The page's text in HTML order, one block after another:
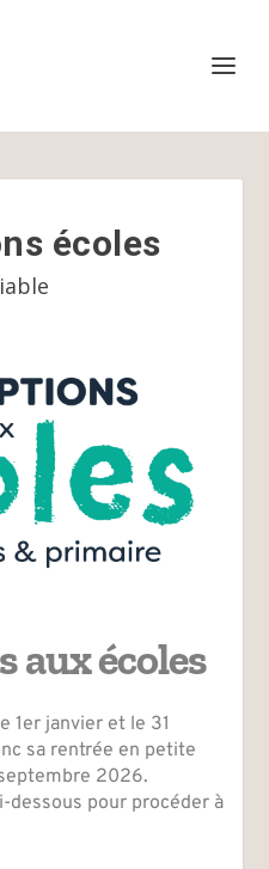
écoles
écoles
1er janvier et le 31
sa rentrée en petite
2026.
dessous pour procéder à